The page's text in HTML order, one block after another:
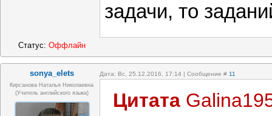
задачи, то
Статус: Оффлайн
sonya_elets Дата: Вс, 25.12.2016, 17:14 | Сообщение # 11
Кирсанова Наталья Николаевна
(учитель английского языка)
Цитата